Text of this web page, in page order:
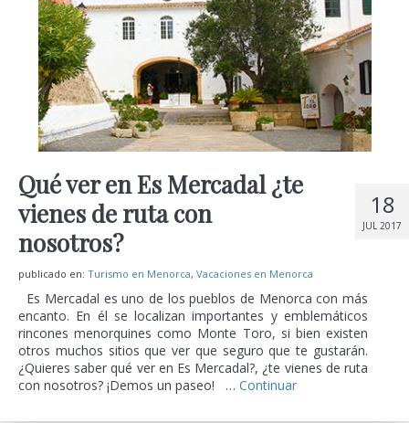
18
JUL 2017
Qué ver en Es Mercadal ¿te
vienes de ruta con
nosotros?
publicado en: Turismo en Menorca, Vacaciones en Menorca
Es Mercadal es uno de los pueblos de Menorca con más
encanto. En él se localizan importantes y emblemáticos
rincones menorquines como Monte Toro, si bien existen
otros muchos sitios que ver que seguro que te gustarán.
¿Quieres saber qué ver en Es Mercadal?, ¿te vienes de ruta
con nosotros? ¡Demos un paseo! … Continuar